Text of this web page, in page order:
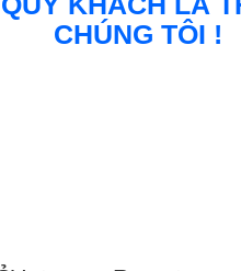
CHÚNG TÔI !